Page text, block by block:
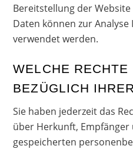
Bereitstellung der
Daten können zur
verwendet werden.
WELCHE RECHTE
BEZÜGLICH
Sie haben jederzeit das
über Herkunft, Empfänger
gespeicherten